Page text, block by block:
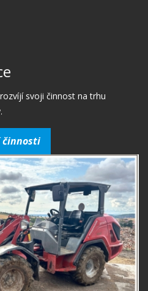
svoji činnost na trhu
činnosti